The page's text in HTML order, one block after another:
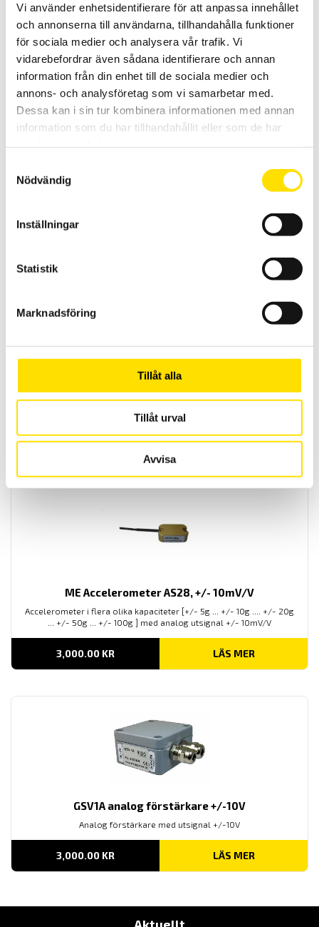
Vi använder enhetsidentifierare för att anpassa innehållet
och annonserna till användarna, tillhandahålla funktioner
för sociala medier och analysera vår trafik. Vi
vidarebefordrar även sådana identifierare och annan
information från din enhet till de sociala medier och
annons- och analysföretag som vi samarbetar med.
Dessa kan i sin tur kombinera informationen med annan
information som du har tillhandahållit eller som de har
Nödvändig
Inställningar
Statistik
Marknadsföring
Tillåt alla
Tillåt urval
Avvisa
LÄS MER
Tekscan tryckmätning TireScan
LÄS MER
ME Accelerometer AS28, +/- 10mV/V
Accelerometer i flera olika kapaciteter [+/- 5g ... +/- 10g .... +/- 20g
... +/- 50g ... +/- 100g ] med analog utsignal +/- 10mV/V
3,000.00 KR LÄS MER
GSV1A analog förstärkare +/-10V
Analog förstärkare med utsignal +/-10V
3,000.00 KR LÄS MER